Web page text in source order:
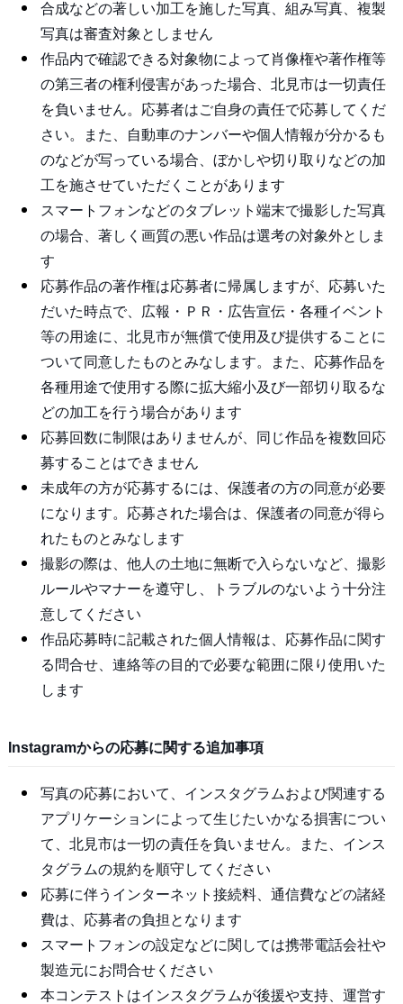
合成などの著しい加工を施した写真、組み写真、複製
写真は審査対象としません
作品内で確認できる対象物によって肖像権や著作権等
の第三者の権利侵害があった場合、北見市は一切責任
を負いません。応募者はご自身の責任で応募してくだ
さい。また、自動車のナンバーや個人情報が分かるも
のなどが写っている場合、ぼかしや切り取りなどの加
工を施させていただくことがあります
スマートフォンなどのタブレット端末で撮影した写真
の場合、著しく画質の悪い作品は選考の対象外としま
す
応募作品の著作権は応募者に帰属しますが、応募いた
だいた時点で、広報・ＰＲ・広告宣伝・各種イベント
等の用途に、北見市が無償で使用及び提供することに
ついて同意したものとみなします。また、応募作品を
各種用途で使用する際に拡大縮小及び一部切り取るな
どの加工を行う場合があります
応募回数に制限はありませんが、同じ作品を複数回応
募することはできません
未成年の方が応募するには、保護者の方の同意が必要
になります。応募された場合は、保護者の同意が得ら
れたものとみなします
撮影の際は、他人の土地に無断で入らないなど、撮影
ルールやマナーを遵守し、トラブルのないよう十分注
意してください
作品応募時に記載された個人情報は、応募作品に関す
る問合せ、連絡等の目的で必要な範囲に限り使用いた
します
Instagramからの応募に関する追加事項
写真の応募において、インスタグラムおよび関連する
アプリケーションによって生じたいかなる損害につい
て、北見市は一切の責任を負いません。また、インス
タグラムの規約を順守してください
応募に伴うインターネット接続料、通信費などの諸経
費は、応募者の負担となります
スマートフォンの設定などに関しては携帯電話会社や
製造元にお問合せください
本コンテストはインスタグラムが後援や支持、運営す